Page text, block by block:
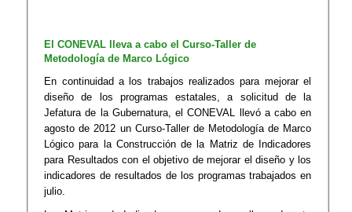
El CONEVAL lleva a cabo el Curso-Taller de
Metodología de Marco Lógico
En continuidad a los trabajos realizados para mejorar el
diseño de los programas estatales, a solicitud de la
Jefatura de la Gubernatura, el CONEVAL llevó a cabo en
agosto de 2012 un Curso-Taller de Metodología de Marco
Lógico para la Construcción de la Matriz de Indicadores
para Resultados con el objetivo de mejorar el diseño y los
indicadores de resultados de los programas trabajados en
julio.